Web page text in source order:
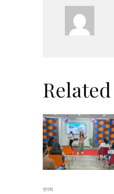
Related
राज्य